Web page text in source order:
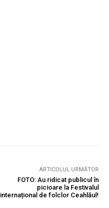
ARTICOLUL URMĂTOR
FOTO: Au ridicat publicul în
picioare la Festivalul
internațional de folclor Ceahlăul!